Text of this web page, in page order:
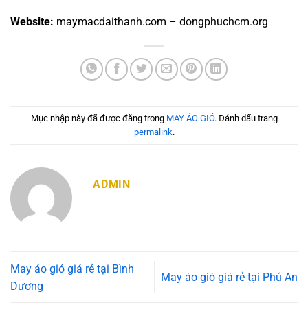
Website: maymacdaithanh.com – dongphuchcm.org
Mục nhập này đã được đăng trong MAY ÁO GIÓ. Đánh dấu trang
permalink.
ADMIN
May áo gió giá rẻ tại Bình
Dương
May áo gió giá rẻ tại Phú An